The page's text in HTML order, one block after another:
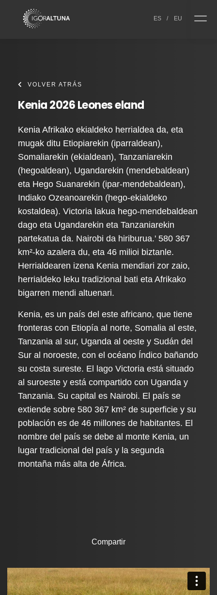
ES / EU
VOLVER ATRÁS
Kenia 2026 Leones eland
Kenia Afrikako ekialdeko herrialdea da, eta
mugak ditu Etiopiarekin (iparraldean),
Somaliarekin (ekialdean), Tanzaniarekin
(hegoaldean), Ugandarekin (mendebaldean)
eta Hego Suanarekin (ipar-mendebaldean),
Indiako Ozeanoarekin (hego-ekialdeko
kostaldea). Victoria lakua hego-mendebaldean
dago eta Ugandarekin eta Tanzaniarekin
partekatua da. Nairobi da hiriburua.' 580 367
km²-ko azalera du, eta 46 milioi biztanle.
Herrialdearen izena Kenia mendiari zor zaio,
herrialdeko leku tradizional bati eta Afrikako
bigarren mendi altuenari.
Kenia, es un país del este africano, que tiene
fronteras con Etiopía al norte, Somalia al este,
Tanzania al sur, Uganda al oeste y Sudán del
Sur al noroeste, con el océano Índico bañando
su costa sureste. El lago Victoria está situado
al suroeste y está compartido con Uganda y
Tanzania. Su capital es Nairobi. El país se
extiende sobre 580 367 km² de superficie y su
población es de 46 millones de habitantes. El
nombre del país se debe al monte Kenia, un
lugar tradicional del país y la segunda
montaña más alta de África.
Compartir